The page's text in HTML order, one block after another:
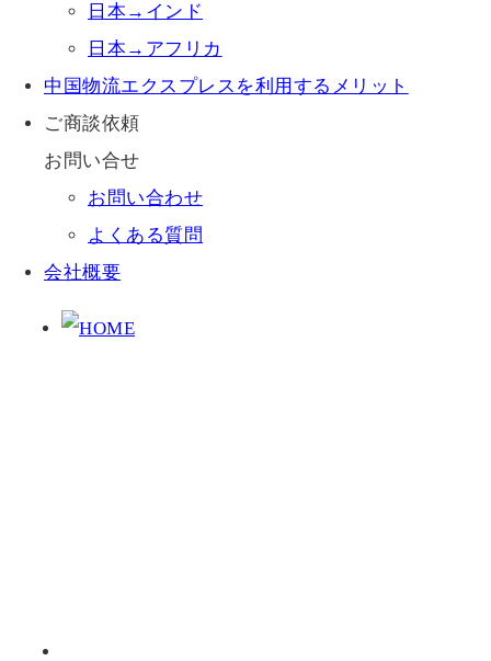
日本→インド
日本→アフリカ
中国物流エクスプレスを利用するメリット
ご商談依頼
お問い合せ
お問い合わせ
よくある質問
会社概要